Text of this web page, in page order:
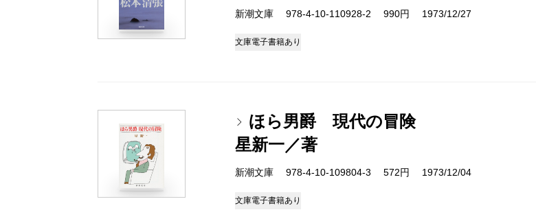
新潮文庫 978-4-10-110928-2 990円 1973/12/27
文庫電子書籍あり
ほら男爵 現代の冒険
星新一／著
新潮文庫 978-4-10-109804-3 572円 1973/12/04
文庫電子書籍あり